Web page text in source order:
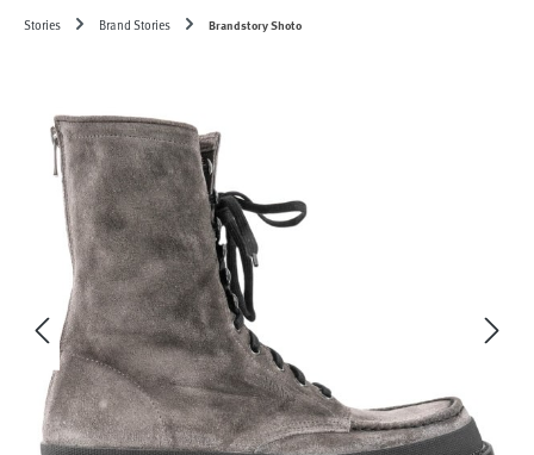
Stories Brand Stories Brandstory Shoto